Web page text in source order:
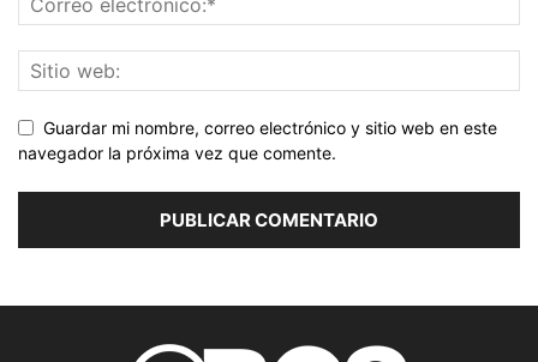
Guardar mi nombre, correo electrónico y sitio web en este
navegador la próxima vez que comente.